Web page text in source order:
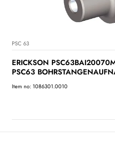
PSC 63
ERICKSON
PSC63
Item no: 1086301.0010